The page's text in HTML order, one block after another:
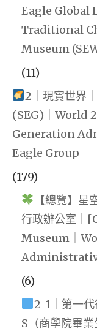
Eagle Global
Traditional
Museum
(11)
2｜現實世界
(SEG)｜World
Generation
Eagle Group
(179)
【總覽】
行政辦公室｜
Museum｜
(6)
2-1｜第一代
S（商學院畢